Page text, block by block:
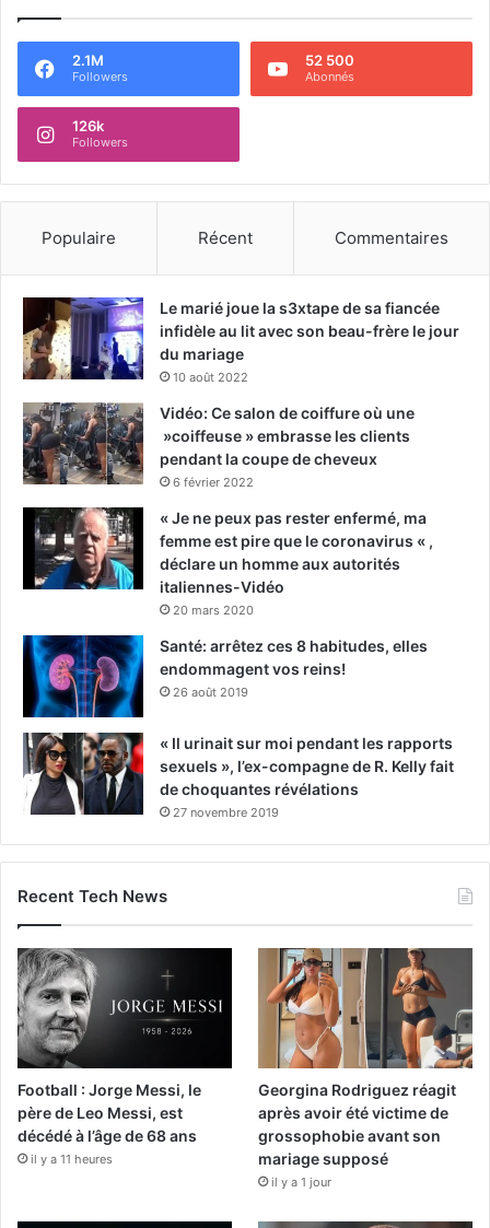
2.1M
Followers
52 500
Abonnés
126k
Followers
Populaire Récent Commentaires
Le marié joue la s3xtape de sa fiancée
infidèle au lit avec son beau-frère le jour
du mariage
10 août 2022
Vidéo: Ce salon de coiffure où une
»coiffeuse » embrasse les clients
pendant la coupe de cheveux
6 février 2022
« Je ne peux pas rester enfermé, ma
femme est pire que le coronavirus « ,
déclare un homme aux autorités
italiennes-Vidéo
20 mars 2020
Santé: arrêtez ces 8 habitudes, elles
endommagent vos reins!
26 août 2019
« Il urinait sur moi pendant les rapports
sexuels », l’ex-compagne de R. Kelly fait
de choquantes révélations
27 novembre 2019
Recent Tech News
Football : Jorge Messi, le
père de Leo Messi, est
décédé à l’âge de 68 ans
il y a 11 heures
Georgina Rodriguez réagit
après avoir été victime de
grossophobie avant son
mariage supposé
il y a 1 jour